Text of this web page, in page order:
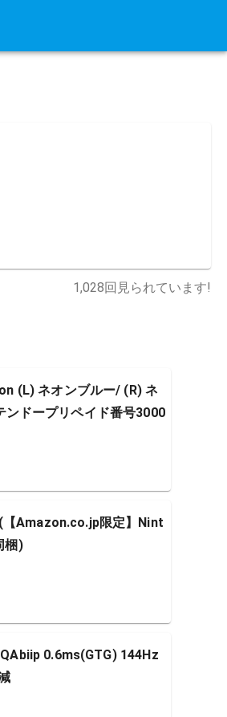
1,028回見られています!
(L) ネオンブルー/ (R) ネ
ンドープリペイド番号3000
【Amazon.co.jp限定】Nint
梱)
0.6ms(GTG) 144Hz